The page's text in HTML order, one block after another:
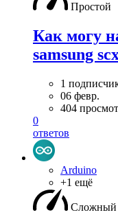
Простой
Как могу
samsung
1
06 февр.
404
0
ответов
Arduino
+1 ещё
Сложный